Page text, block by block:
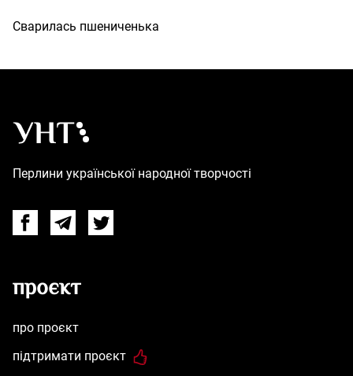
Сварилась пшениченька
Перлини української народної творчості
FacebookTelegramTwitter
проєкт
про проєкт
підтримати проєкт